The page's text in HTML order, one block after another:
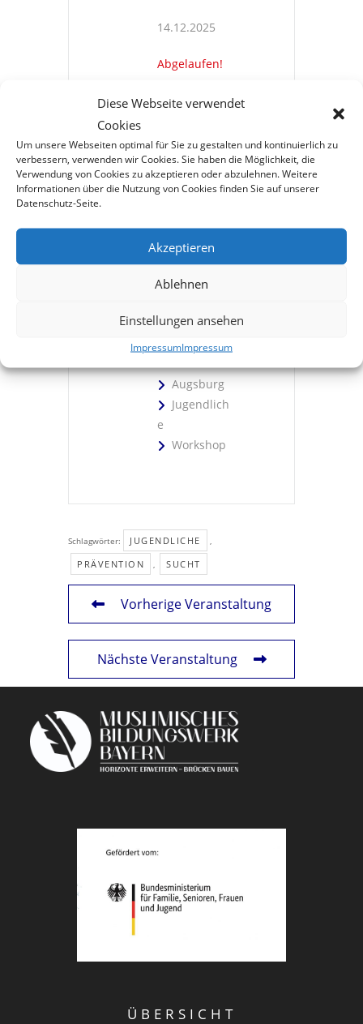
Diese Webseite verwendet
Cookies
Um unsere Webseiten optimal für Sie zu gestalten und kontinuierlich zu
verbessern, verwenden wir Cookies. Sie haben die Möglichkeit, die
Verwendung von Cookies zu akzeptieren oder abzulehnen. Weitere
Informationen über die Nutzung von Cookies finden Sie auf unserer
Datenschutz-Seite.
Akzeptieren
Ablehnen
Einstellungen ansehen
ImpressumImpressum
14.12.2025
Abgelaufen!
UHRZEIT
17:00 - 20:00
STANDORT
MBB Standort
Augsburg
KATEGORIE
Augsburg
Jugendlich
e
Workshop
Schlagwörter: JUGENDLICHE ,
PRÄVENTION , SUCHT
Vorherige Veranstaltung
Nächste Veranstaltung
ÜBERSICHT